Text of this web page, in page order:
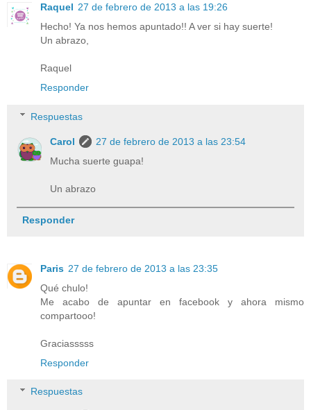
Raquel 27 de febrero de 2013 a las 19:26
Hecho! Ya nos hemos apuntado!! A ver si hay suerte!
Un abrazo,
Raquel
Responder
Respuestas
Carol
27 de febrero de 2013 a las 23:54
Mucha suerte guapa!
Un abrazo
Responder
Paris 27 de febrero de 2013 a las 23:35
Qué chulo!
Me acabo de apuntar en facebook y ahora mismo
compartooo!
Graciasssss
Responder
Respuestas